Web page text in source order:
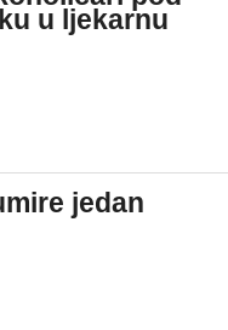
u ljekarnu
jedan